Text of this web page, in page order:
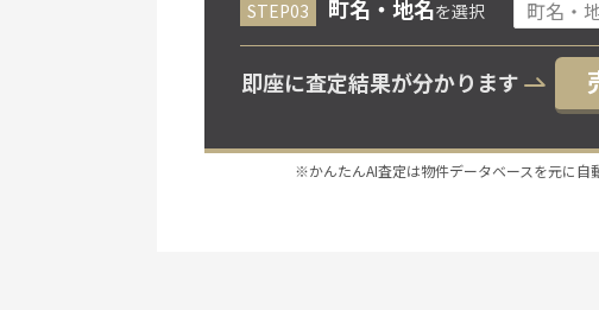
町名・地名を選択
即座に査定結果が分かります
※かんたんAI査定は物件データベースを元に自